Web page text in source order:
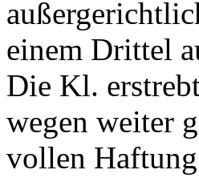
einem Drittel
Die Kl.
wegen weiter
vollen